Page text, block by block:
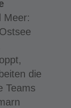
Meer:
die
Teams